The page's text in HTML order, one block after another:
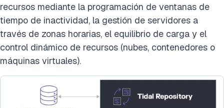
recursos mediante la programación de ventanas de
tiempo de inactividad, la gestión de servidores a
través de zonas horarias, el equilibrio de carga y el
control dinámico de recursos (nubes, contenedores o
máquinas virtuales).